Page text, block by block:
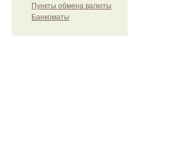
Пункты обмена валюты
Банкоматы